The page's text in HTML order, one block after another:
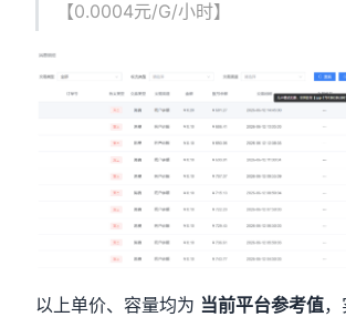
【0.0004元/G/小时】
以上单价、容量均为 当前平台参考值